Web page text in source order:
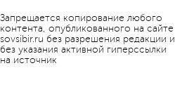
Запрещается копирование любого
контента, опубликованного на сайте
sovsibir.ru без разрешения редакции и
без указания активной гиперссылки
на источник